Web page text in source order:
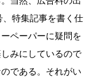
、特集記事を書く仕
ペーパーに疑問を
みにしているので
である。それがい